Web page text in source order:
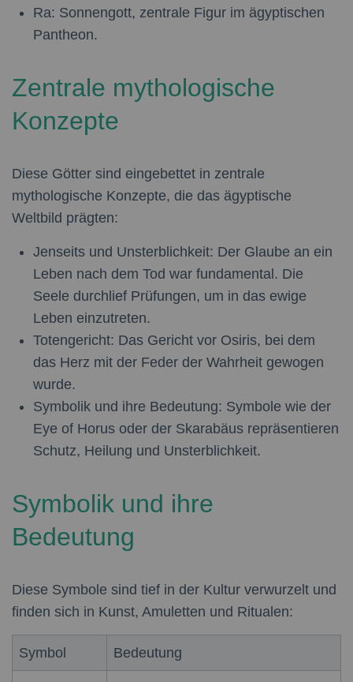
Ra: Sonnengott, zentrale Figur im ägyptischen
Pantheon.
Zentrale mythologische
Konzepte
Diese Götter sind eingebettet in zentrale
mythologische Konzepte, die das ägyptische
Weltbild prägten:
Jenseits und Unsterblichkeit: Der Glaube an ein
Leben nach dem Tod war fundamental. Die
Seele durchlief Prüfungen, um in das ewige
Leben einzutreten.
Totengericht: Das Gericht vor Osiris, bei dem
das Herz mit der Feder der Wahrheit gewogen
wurde.
Symbolik und ihre Bedeutung: Symbole wie der
Eye of Horus oder der Skarabäus repräsentieren
Schutz, Heilung und Unsterblichkeit.
Symbolik und ihre
Bedeutung
Diese Symbole sind tief in der Kultur verwurzelt und
finden sich in Kunst, Amuletten und Ritualen:
Symbol Bedeutung